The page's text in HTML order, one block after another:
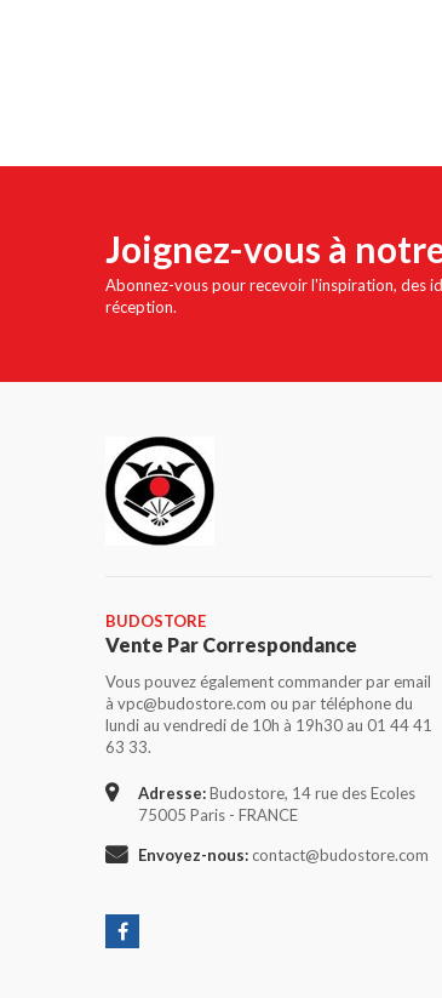
Joignez-vous à
Abonnez-vous pour recevoir l'inspiration, des
réception.
BUDOSTORE
Vente Par Correspondance
Vous pouvez également commander par email
à vpc@budostore.com ou par téléphone du
lundi au vendredi de 10h à 19h30 au 01 44 41
63 33.
Adresse:Budostore, 14 rue des Ecoles
75005 Paris - FRANCE
Envoyez-nous: contact@budostore.com